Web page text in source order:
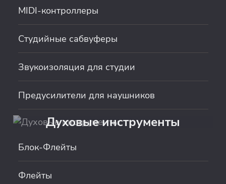
MIDI-контроллеры
Студийные сабвуферы
Звукоизоляция для студии
Предусилители для наушников
Духовые инструменты
Блок-Флейты
Флейты